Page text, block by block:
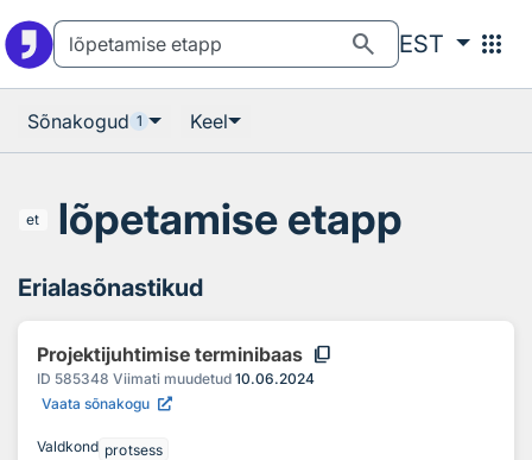
search EST apps
Sõnakogud 1 Keel
et lõpetamise etapp
Erialasõnastikud
Projektijuhtimise terminibaas content_copy
ID 585348 Viimati muudetud 10.06.2024
Vaata sõnakogu
Valdkond protsess